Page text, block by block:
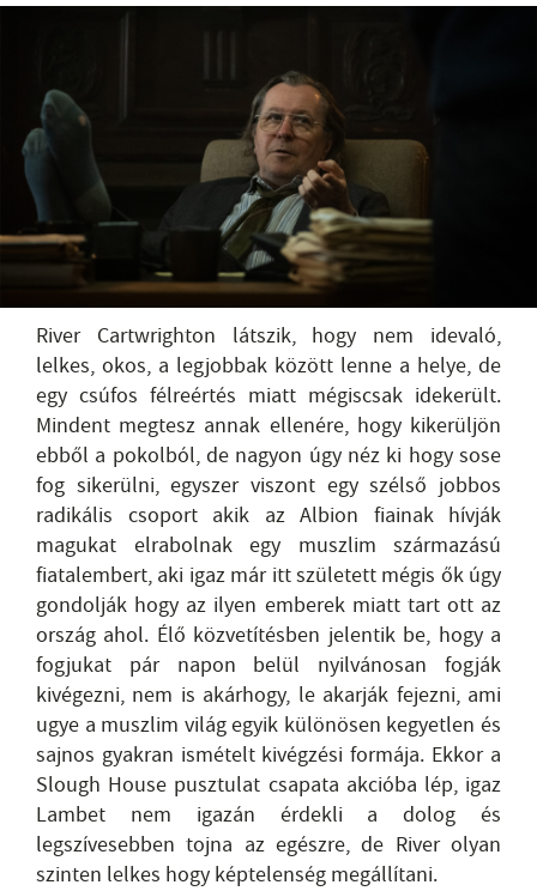
River Cartwrighton látszik, hogy nem idevaló,
lelkes, okos, a legjobbak között lenne a helye, de
egy csúfos félreértés miatt mégiscsak idekerült.
Mindent megtesz annak ellenére, hogy kikerüljön
ebből a pokolból, de nagyon úgy néz ki hogy sose
fog sikerülni, egyszer viszont egy szélső jobbos
radikális csoport akik az Albion fiainak hívják
magukat elrabolnak egy muszlim származású
fiatalembert, aki igaz már itt született mégis ők úgy
gondolják hogy az ilyen emberek miatt tart ott az
ország ahol. Élő közvetítésben jelentik be, hogy a
fogjukat pár napon belül nyilvánosan fogják
kivégezni, nem is akárhogy, le akarják fejezni, ami
ugye a muszlim világ egyik különösen kegyetlen és
sajnos gyakran ismételt kivégzési formája. Ekkor a
Slough House pusztulat csapata akcióba lép, igaz
Lambet nem igazán érdekli a dolog és
legszívesebben tojna az egészre, de River olyan
szinten lelkes hogy képtelenség megállítani.